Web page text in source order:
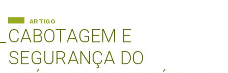
CABOTAGEM E
SEGURANÇA DO
ARTIGO